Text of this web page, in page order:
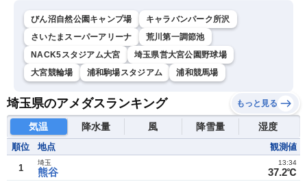
びん沼自然公園キャンプ場
キャラバンパーク所沢
さいたまスーパーアリーナ
荒川第一調節池
NACK5スタジアム大宮
埼玉県営大宮公園野球場
大宮競輪場
浦和駒場スタジアム 浦和競馬場
埼玉県のアメダスランキング もっと見る
気温 降水量 風 降雪量 湿度
順位 地点 観測値
1 熊谷
埼玉
37.2℃
13:34